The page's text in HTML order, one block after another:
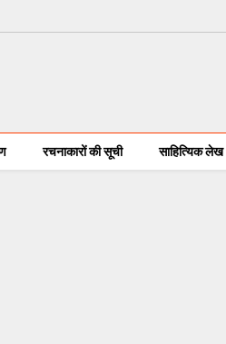
रचनाकारों की सूची साहित्यिक लेख